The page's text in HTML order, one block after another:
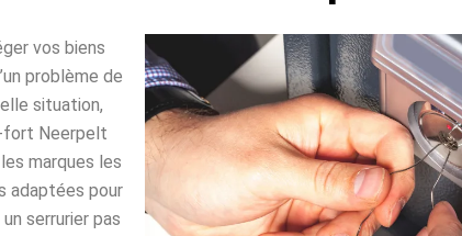
vos biens
problème de
situation,
fort Neerpelt
marques les
adaptées pour
serrurier pas